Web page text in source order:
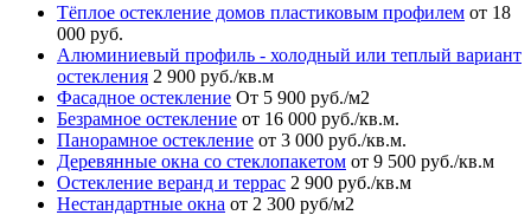
Тёплое остекление домов пластиковым профилем от 18
000 руб.
Алюминиевый профиль - холодный или теплый вариант
остекления 2 900 руб./кв.м
Фасадное остекление От 5 900 руб./м2
Безрамное остекление от 16 000 руб./кв.м.
Панорамное остекление от 3 000 руб./кв.м.
Деревянные окна со стеклопакетом от 9 500 руб./кв.м
Остекление веранд и террас 2 900 руб./кв.м
Нестандартные окна от 2 300 руб/м2